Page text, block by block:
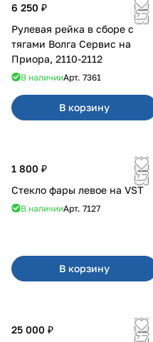
6 250 ₽
Рулевая рейка в сборе с
тягами Волга Сервис на
Приора, 2110-2112
В наличииАрт. 7361
В корзину
1 800 ₽
Стекло фары левое на VST
В наличииАрт. 7127
В корзину
25 000 ₽